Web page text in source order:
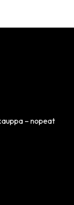
– nopeat